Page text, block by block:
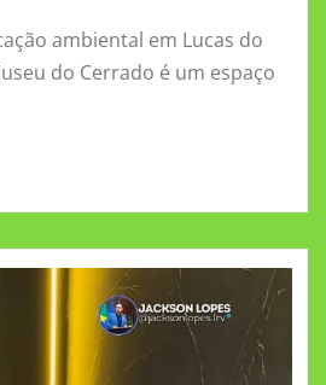
ambiental em Lucas do
do Cerrado é um espaço